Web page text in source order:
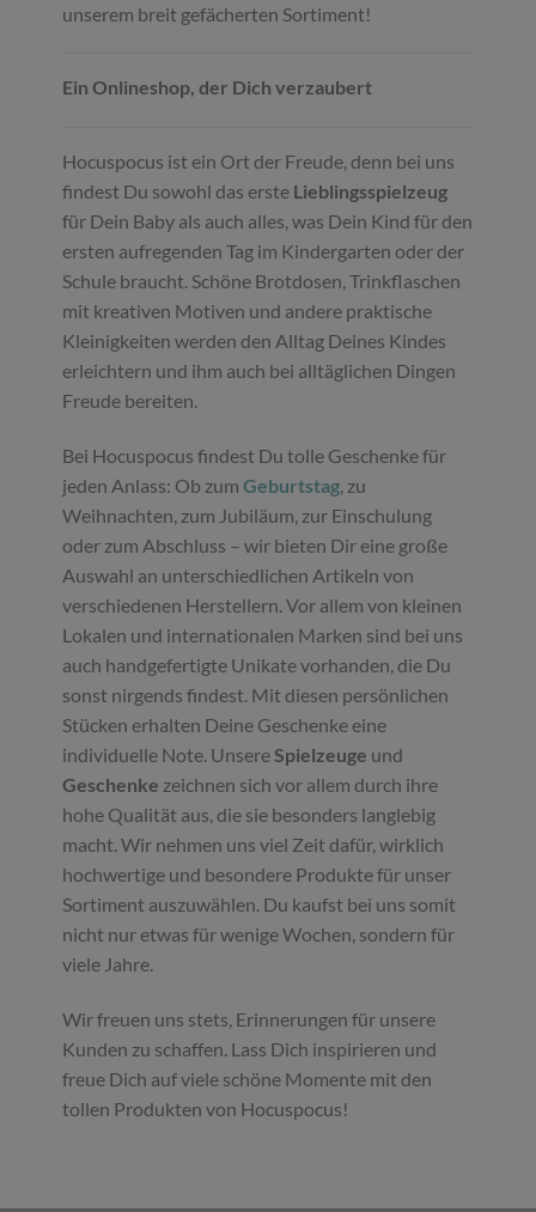
unserem breit gefächerten Sortiment!
Ein Onlineshop, der Dich verzaubert
Hocuspocus ist ein Ort der Freude, denn bei uns
findest Du sowohl das erste Lieblingsspielzeug
für Dein Baby als auch alles, was Dein Kind für den
ersten aufregenden Tag im Kindergarten oder der
Schule braucht. Schöne Brotdosen, Trinkflaschen
mit kreativen Motiven und andere praktische
Kleinigkeiten werden den Alltag Deines Kindes
erleichtern und ihm auch bei alltäglichen Dingen
Freude bereiten.
Bei Hocuspocus findest Du tolle Geschenke für
jeden Anlass: Ob zumGeburtstag, zu
Weihnachten, zum Jubiläum, zur Einschulung
oder zum Abschluss – wir bieten Dir eine große
Auswahl an unterschiedlichen Artikeln von
verschiedenen Herstellern. Vor allem von kleinen
Lokalen und internationalen Marken sind bei uns
auch handgefertigte Unikate vorhanden, die Du
sonst nirgends findest. Mit diesen persönlichen
Stücken erhalten Deine Geschenke eine
individuelle Note. UnsereSpielzeuge und
Geschenke zeichnen sich vor allem durch ihre
hohe Qualität aus, die sie besonders langlebig
macht. Wir nehmen uns viel Zeit dafür, wirklich
hochwertige und besondere Produkte für unser
Sortiment auszuwählen. Du kaufst bei uns somit
nicht nur etwas für wenige Wochen, sondern für
viele Jahre.
Wir freuen uns stets, Erinnerungen für unsere
Kunden zu schaffen. Lass Dich inspirieren und
freue Dich auf viele schöne Momente mit den
tollen Produkten von Hocuspocus!